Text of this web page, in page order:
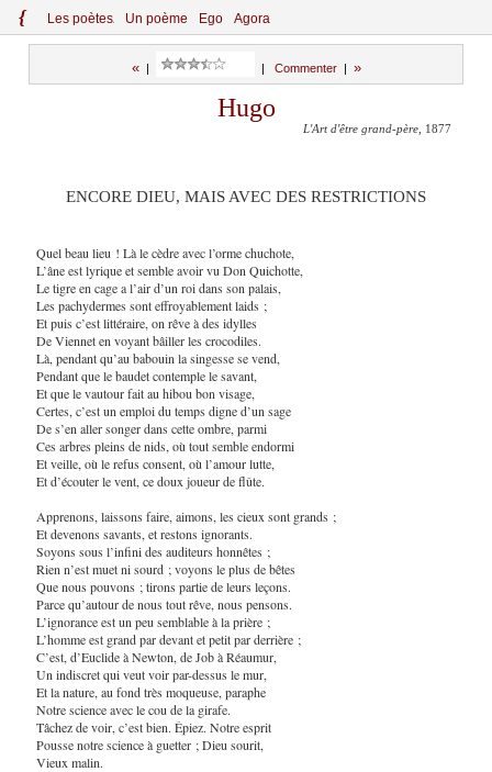
{ Les poètes Un poème Ego Agora
«| Commenter| »
Hugo
L'Art d'être grand-père , 1877
ENCORE DIEU, MAIS AVEC DES RESTRICTIONS
Quel beau lieu ! Là le cèdre avec l’orme chuchote,
L’âne est lyrique et semble avoir vu Don Quichotte,
Le tigre en cage a l’air d’un roi dans son palais,
Les pachydermes sont effroyablement laids ;
Et puis c’est littéraire, on rêve à des idylles
De Viennet en voyant bâiller les crocodiles.
Là, pendant qu’au babouin la singesse se vend,
Pendant que le baudet contemple le savant,
Et que le vautour fait au hibou bon visage,
Certes, c’est un emploi du temps digne d’un sage
De s’en aller songer dans cette ombre, parmi
Ces arbres pleins de nids, où tout semble endormi
Et veille, où le refus consent, où l’amour lutte,
Et d’écouter le vent, ce doux joueur de flûte.
Apprenons, laissons faire, aimons, les cieux sont grands ;
Et devenons savants, et restons ignorants.
Soyons sous l’infini des auditeurs honnêtes ;
Rien n’est muet ni sourd ; voyons le plus de bêtes
Que nous pouvons ; tirons partie de leurs leçons.
Parce qu’autour de nous tout rêve, nous pensons.
L’ignorance est un peu semblable à la prière ;
L’homme est grand par devant et petit par derrière ;
C’est, d’Euclide à Newton, de Job à Réaumur,
Un indiscret qui veut voir par-dessus le mur,
Et la nature, au fond très moqueuse, paraphe
Notre science avec le cou de la girafe.
Tâchez de voir, c’est bien. Épiez. Notre esprit
Pousse notre science à guetter ; Dieu sourit,
Vieux malin.